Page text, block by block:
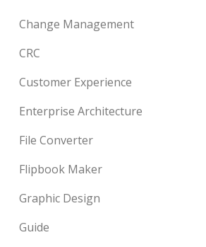
Change Management
CRC
Customer Experience
Enterprise Architecture
File Converter
Flipbook Maker
Graphic Design
Guide